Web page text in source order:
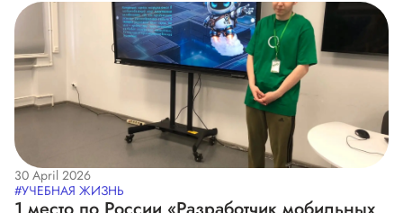
30 April 2026
#УЧЕБНАЯ ЖИЗНЬ